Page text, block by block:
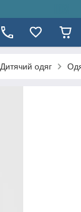
Дитячий одяг